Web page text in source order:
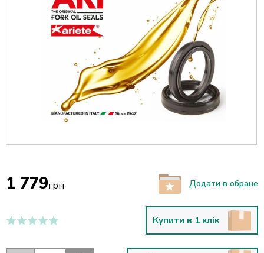
1 779грн Додати в обране
Купити в 1 клік